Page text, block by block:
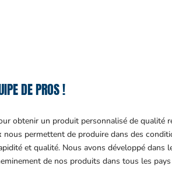
DE PROS !
obtenir un produit personnalisé de qualité
nous permettent de produire dans des
et qualité. Nous avons développé dans
de nos produits dans tous les pays